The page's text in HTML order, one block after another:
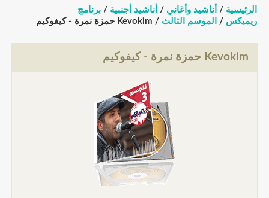
الرئيسية / أناشيد وأغاني / أناشيد أجنبية / برنامج
ريميكس / الموسم الثالث / Kevokim حمزة نمرة - كيفوكيم
Kevokim حمزة نمرة - كيفوكيم